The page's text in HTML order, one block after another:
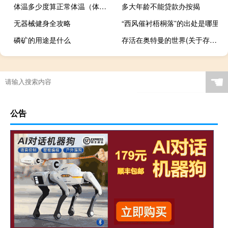
体温多少度算正常体温（体温多少度算正常）
多大年龄不能贷款办按揭
无器械健身全攻略
“西风催衬梧桐落”的出处是哪里
磷矿的用途是什么
存活在奥特曼的世界(关于存活在奥特曼的世界简述)
☚
公告